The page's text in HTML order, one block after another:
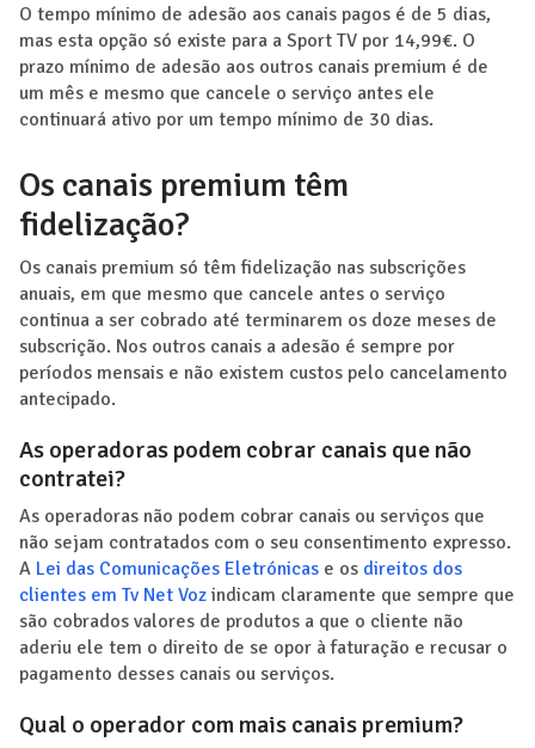
O tempo mínimo de adesão aos canais pagos é de 5 dias,
mas esta opção só existe para a Sport TV por 14,99€. O
prazo mínimo de adesão aos outros canais premium é de
um mês e mesmo que cancele o serviço antes ele
continuará ativo por um tempo mínimo de 30 dias.
Os canais premium têm
fidelização?
Os canais premium só têm fidelização nas subscrições
anuais, em que mesmo que cancele antes o serviço
continua a ser cobrado até terminarem os doze meses de
subscrição. Nos outros canais a adesão é sempre por
períodos mensais e não existem custos pelo cancelamento
antecipado.
As operadoras podem cobrar canais que não
contratei?
As operadoras não podem cobrar canais ou serviços que
não sejam contratados com o seu consentimento expresso.
A Lei das Comunicações Eletrónicas e os direitos dos
clientes em Tv Net Voz indicam claramente que sempre que
são cobrados valores de produtos a que o cliente não
aderiu ele tem o direito de se opor à faturação e recusar o
pagamento desses canais ou serviços.
Qual o operador com mais canais premium?